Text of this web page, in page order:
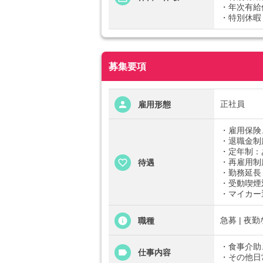
・年次有
・特別休
募集要項
雇用形態 正社員
待遇
・雇用保
・退職金
・定年制
・再雇用
・勤務延
・受動喫
・マイカ
職種 急募 | 夜勤
仕事内容
・食事介
・その他